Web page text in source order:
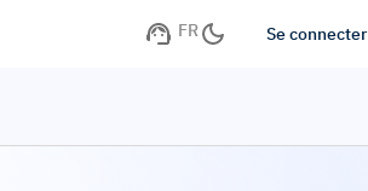
FR Se connecter